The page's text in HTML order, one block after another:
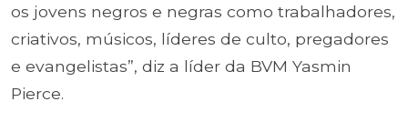
os jovens negros e negras como trabalhadores,
criativos, músicos, líderes de culto, pregadores
e evangelistas”, diz a líder da BVM Yasmin
Pierce.